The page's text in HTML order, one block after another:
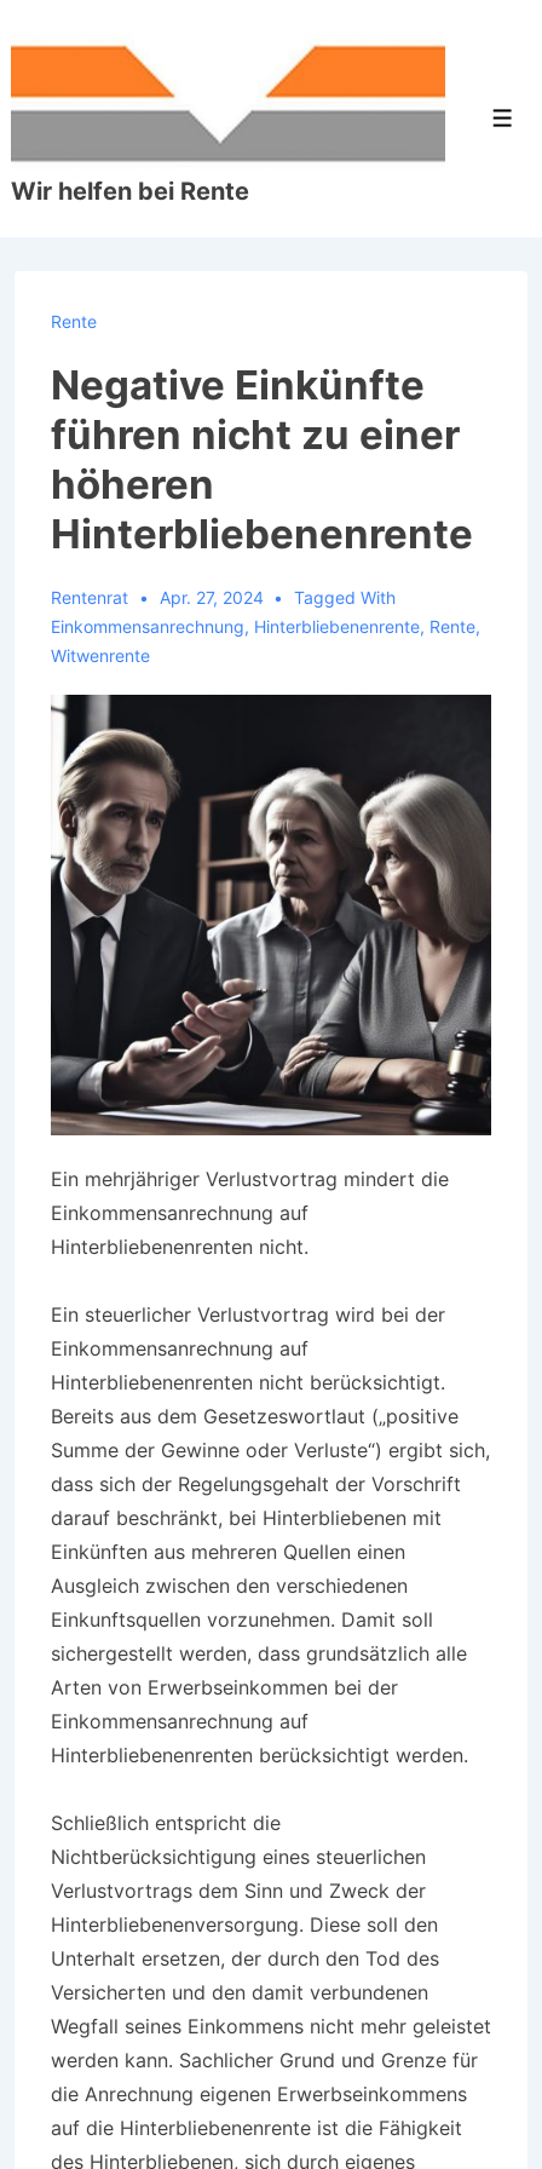
Zum
Wir helfen bei Rente
Rente
Negative Einkünfte
führen nicht zu einer
höheren
Hinterbliebenenrente
Rentenrat Apr. 27, 2024
Tagged With
Einkommensanrechnung, Hinterbliebenenrente, Rente,
Witwenrente
Ein mehrjähriger Verlustvortrag mindert die
Einkommensanrechnung auf
Hinterbliebenenrenten nicht.
Ein steuerlicher Verlustvortrag wird bei der
Einkommensanrechnung auf
Hinterbliebenenrenten nicht berücksichtigt.
Bereits aus dem Gesetzeswortlaut („positive
Summe der Gewinne oder Verluste“) ergibt sich,
dass sich der Regelungsgehalt der Vorschrift
darauf beschränkt, bei Hinterbliebenen mit
Einkünften aus mehreren Quellen einen
Ausgleich zwischen den verschiedenen
Einkunftsquellen vorzunehmen. Damit soll
sichergestellt werden, dass grundsätzlich alle
Arten von Erwerbseinkommen bei der
Einkommensanrechnung auf
Hinterbliebenenrenten berücksichtigt werden.
Schließlich entspricht die
Nichtberücksichtigung eines steuerlichen
Verlustvortrags dem Sinn und Zweck der
Hinterbliebenenversorgung. Diese soll den
Unterhalt ersetzen, der durch den Tod des
Versicherten und den damit verbundenen
Wegfall seines Einkommens nicht mehr geleistet
werden kann. Sachlicher Grund und Grenze für
die Anrechnung eigenen Erwerbseinkommens
auf die Hinterbliebenenrente ist die Fähigkeit
des Hinterbliebenen, sich durch eigenes